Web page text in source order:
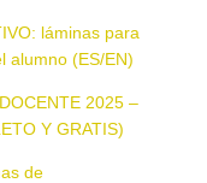
láminas para
alumno (ES/EN)
2025 –
Y GRATIS)
de